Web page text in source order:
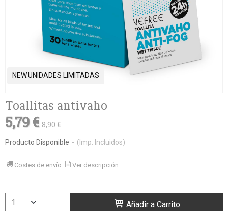
NEW.UNIDADES LIMITADAS
Toallitas antivaho
5,79 € 8,90 €
Producto Disponible - (Imp. Incluidos)
Costes de envío Ver descripción
Añadir a Carrito